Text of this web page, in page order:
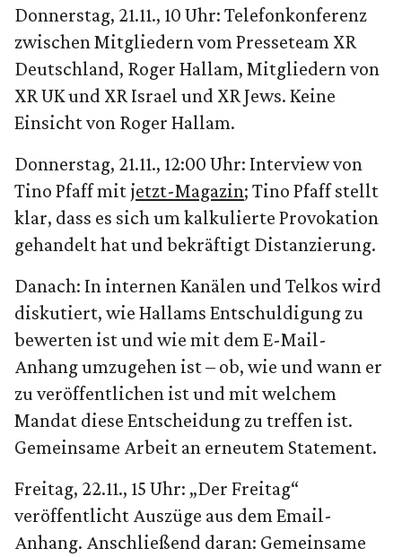
Donnerstag, 21.11., 10 Uhr: Telefonkonferenz
zwischen Mitgliedern vom Presseteam XR
Deutschland, Roger Hallam, Mitgliedern von
XR UK und XR Israel und XR Jews. Keine
Einsicht von Roger Hallam.
Donnerstag, 21.11., 12:00 Uhr: Interview von
Tino Pfaff mit jetzt-Magazin; Tino Pfaff stellt
klar, dass es sich um kalkulierte Provokation
gehandelt hat und bekräftigt Distanzierung.
Danach: In internen Kanälen und Telkos wird
diskutiert, wie Hallams Entschuldigung zu
bewerten ist und wie mit dem E-Mail-
Anhang umzugehen ist – ob, wie und wann er
zu veröffentlichen ist und mit welchem
Mandat diese Entscheidung zu treffen ist.
Gemeinsame Arbeit an erneutem Statement.
Freitag, 22.11., 15 Uhr: „Der Freitag“
veröffentlicht Auszüge aus dem Email-
Anhang. Anschließend daran: Gemeinsame